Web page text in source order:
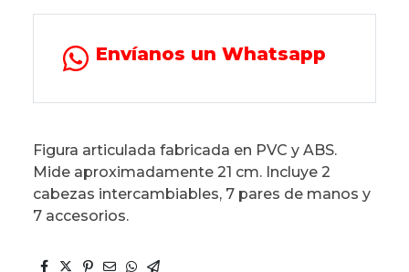
Envíanos un Whatsapp
Figura articulada fabricada en PVC y ABS.
Mide aproximadamente 21 cm. Incluye 2
cabezas intercambiables, 7 pares de manos y
7 accesorios.